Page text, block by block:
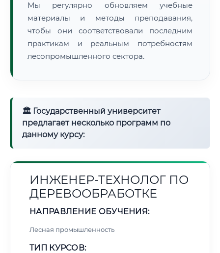
🔍 Нажмите на документ для увеличения и просмотра
Мы регулярно обновляем учебные
материалы и методы преподавания,
чтобы они соответствовали последним
практикам и реальным потребностям
лесопромышленного сектора.
🏛 Государственный университет
предлагает несколько программ по
данному курсу:
ИНЖЕНЕР-ТЕХНОЛОГ ПО
ДЕРЕВООБРАБОТКЕ
НАПРАВЛЕНИЕ ОБУЧЕНИЯ:
Лесная промышленность
ТИП КУРСОВ: